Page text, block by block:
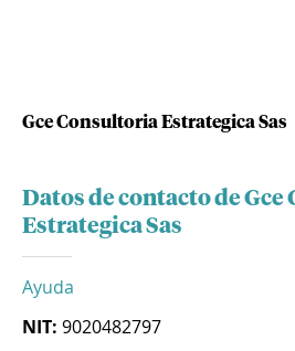
Gce Consultoria Estrategica Sas
Datos de contacto de
Estrategica Sas
Ayuda
NIT: 9020482797